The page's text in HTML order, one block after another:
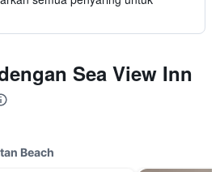
Sea View Inn
Beach